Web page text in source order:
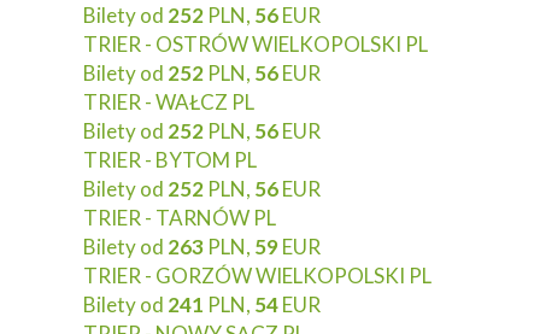
Bilety od 252 PLN, 56EUR
TRIER - OSTRÓW WIELKOPOLSKI PL
Bilety od 252 PLN, 56EUR
TRIER - WAŁCZ PL
Bilety od 252 PLN, 56EUR
TRIER - BYTOM PL
Bilety od 252 PLN, 56EUR
TRIER - TARNÓW PL
Bilety od 263 PLN, 59EUR
TRIER - GORZÓW WIELKOPOLSKI PL
Bilety od 241 PLN, 54EUR